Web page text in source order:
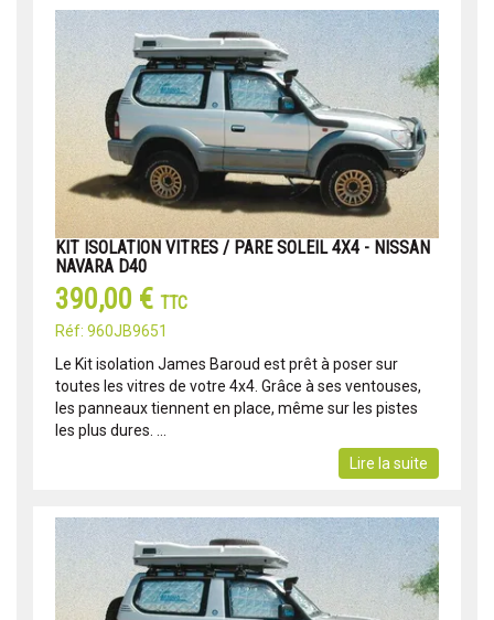
KIT ISOLATION VITRES / PARE SOLEIL 4X4 - NISSAN
NAVARA D40
390,00 € TTC
Réf: 960JB9651
Le Kit isolation James Baroud est prêt à poser sur
toutes les vitres de votre 4x4. Grâce à ses ventouses,
les panneaux tiennent en place, même sur les pistes
les plus dures. ...
Lire la suite